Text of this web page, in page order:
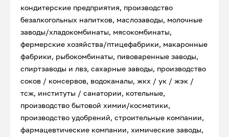
кондитерские предприятия, производство
безалкогольных напитков, маслозаводы, молочные
заводы/хладокомбинаты, мясокомбинаты,
фермерские хозяйства/птицефабрики, макаронные
фабрики, рыбокомбинаты, пивоваренные заводы,
спиртзаводы и лвз, сахарные заводы, производство
соков / консервов, водоканалы, жкх / ук / жэк /
тсж, институты / санатории, котельные,
производство бытовой химии/косметики,
производство удобрений, строительные компании,
фармацевтические компании, химические заводы,